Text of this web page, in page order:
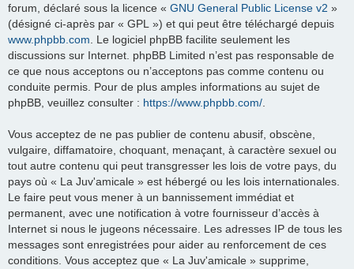
forum, déclaré sous la licence « GNU General Public License v2 »
(désigné ci-après par « GPL ») et qui peut être téléchargé depuis
www.phpbb.com. Le logiciel phpBB facilite seulement les
discussions sur Internet. phpBB Limited n’est pas responsable de
ce que nous acceptons ou n’acceptons pas comme contenu ou
conduite permis. Pour de plus amples informations au sujet de
phpBB, veuillez consulter : https://www.phpbb.com/.
Vous acceptez de ne pas publier de contenu abusif, obscène,
vulgaire, diffamatoire, choquant, menaçant, à caractère sexuel ou
tout autre contenu qui peut transgresser les lois de votre pays, du
pays où « La Juv'amicale » est hébergé ou les lois internationales.
Le faire peut vous mener à un bannissement immédiat et
permanent, avec une notification à votre fournisseur d’accès à
Internet si nous le jugeons nécessaire. Les adresses IP de tous les
messages sont enregistrées pour aider au renforcement de ces
conditions. Vous acceptez que « La Juv'amicale » supprime,